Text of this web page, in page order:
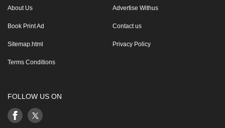
About Us Advertise Withus
Book Print Ad Contact us
Sitemap.html Privacy Policy
Terms Conditions
FOLLOW US ON